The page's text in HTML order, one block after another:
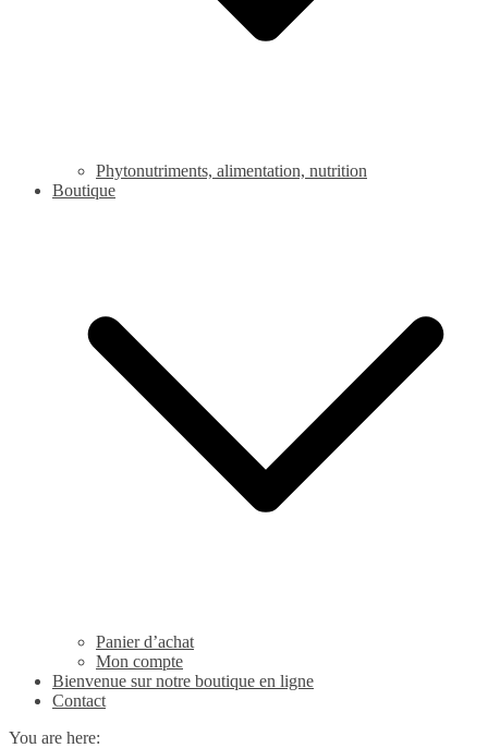
Phytonutriments, alimentation, nutrition
Boutique
Panier d’achat
Mon compte
Bienvenue sur notre boutique en ligne
Contact
You are here: